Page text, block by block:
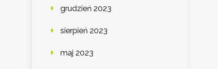
grudzień 2023
sierpień 2023
maj 2023